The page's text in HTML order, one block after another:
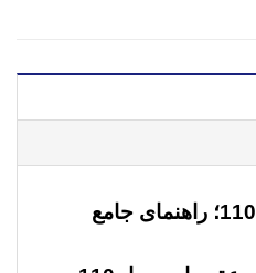
طاقچه عقب ام وی ام110؛ راهنمای جامع